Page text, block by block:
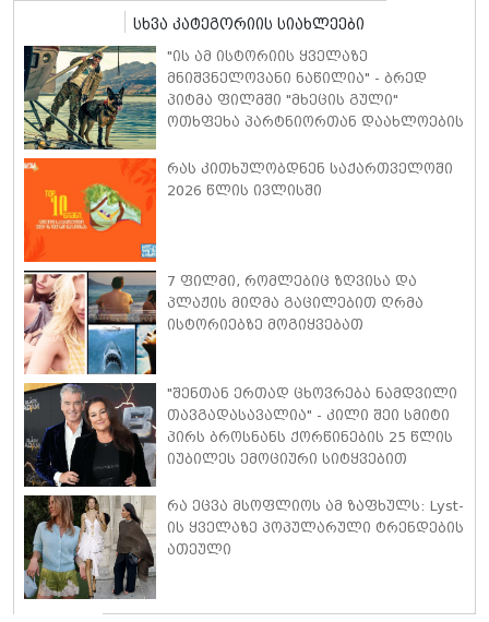
სხვა კატეგორიის სიახლეები
"ის ამ ისტორიის ყველაზე
მნიშვნელოვანი ნაწილია" - ბრედ
პიტმა ფილმში "მხეცის გული"
ოთხფეხა პარტნიორთან დაახლოების
ისაუბრა
რას კითხულობდნენ საქართველოში
2026 წლის ივლისში
7 ფილმი, რომლებიც ზღვისა და
პლაჟის მიღმა გაცილებით ღრმა
ისტორიებზე მოგიყვებათ
"შენთან ერთად ცხოვრება ნამდვილი
თავგადასავალია" - კილი შეი სმიტი
პირს ბროსნანს ქორწინების 25 წლის
იუბილეს ემოციური სიტყვებით
რა ეცვა მსოფლიოს ამ ზაფხულს: Lyst-
ის ყველაზე პოპულარული ტრენდების
ათეული